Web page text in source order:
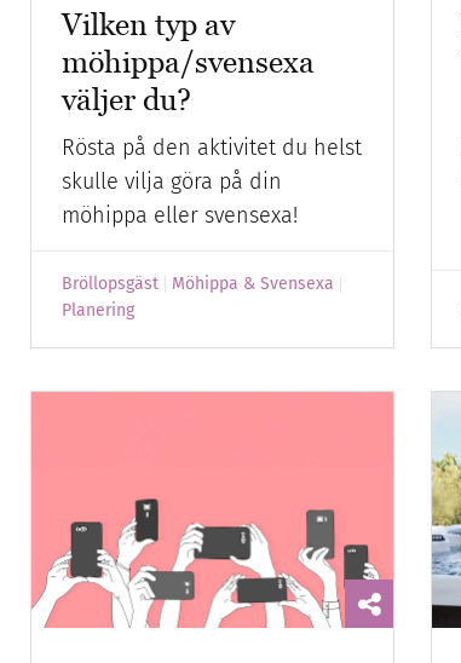
Vilken typ av
möhippa/svensexa
väljer du?
Rösta på den aktivitet du helst
skulle vilja göra på din
möhippa eller svensexa!
Bröllopsgäst
Möhippa & Svensexa
Planering